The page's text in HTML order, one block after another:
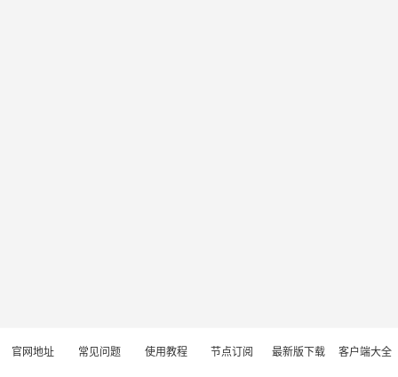
官网地址 常见问题 使用教程 节点订阅 最新版下载 客户端大全